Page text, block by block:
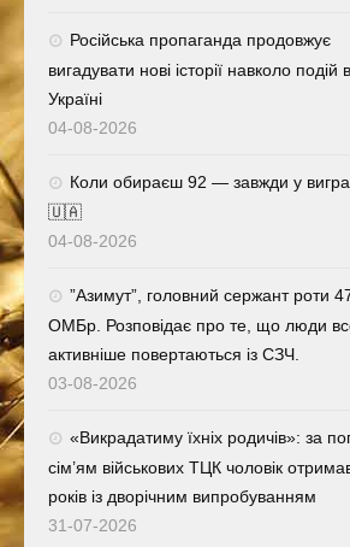
Російська пропаганда продовжує
вигадувати нові історії навколо подій в
Україні
04-08-2026
Коли обираєш 92 — завжди у
🇺🇦
04-08-2026
⁨”Азимут”, головний сержант роти
ОМБр. Розповідає про те, що люди
активніше повертаються із СЗЧ.
03-08-2026
«Викрадатиму їхніх родичів»: за
сім’ям військових ТЦК чоловік
років із дворічним випробуванням
31-07-2026